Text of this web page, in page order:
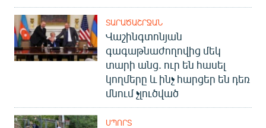
ՏԱՐԱԾԱՇՐՋԱՆ
Վաշինգտոնյան
գագաթնաժողովից մեկ
տարի անց. ուր են հասել
կողմերը և ինչ հարցեր են դեռ
մնում չլուծված
ՍՊՈՐՏ